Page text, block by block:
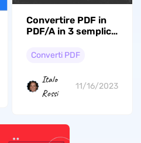
Convertire PDF in
PDF/A in 3 semplici
Converti PDF
Italo
Rossi
11/16/2023